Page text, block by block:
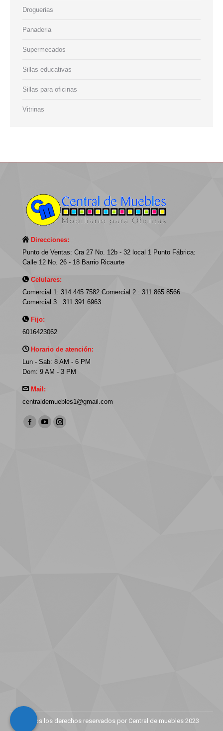
Droguerias
Panaderia
Supermecados
Sillas educativas
Sillas para oficinas
Vitrinas
Direcciones:
Punto de Ventas: Cra 27 No. 12b - 32 local 1 Punto Fábrica:
Calle 12 No. 26 - 18 Barrio Ricaurte
Celulares:
Comercial 1: 314 445 7582 Comercial 2 : 311 865 8566
Comercial 3 : 311 391 6963
Fijo:
6016423062
Horario de atención:
Lun - Sab: 8 AM - 6 PM
Dom: 9 AM - 3 PM
Mail:
centraldemuebles1@gmail.com
Find us on:
Facebook
YouTubeInstagram
Todos los derechos reservados por Central de muebles 2023